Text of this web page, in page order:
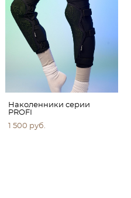
Наколенники серии
PROFI
1 500 pуб.